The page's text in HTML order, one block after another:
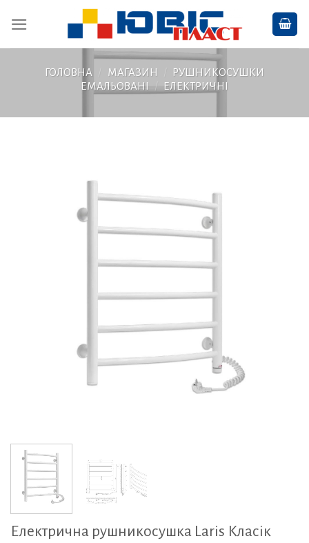
ГОЛОВНА МАГАЗИН
РУШНИКОСУШКИ
ЕМАЛЬОВАНІ
/ ЕЛЕКТРИЧНІ
Електрична рушникосушка Laris Класік